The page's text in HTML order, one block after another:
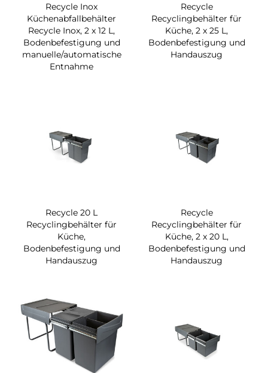
Recycle Inox
Küchenabfallbehälter
Recycle Inox, 2 x 12 L,
Bodenbefestigung und
manuelle/automatische
Entnahme
Recycle
Recyclingbehälter für
Küche, 2 x 25 L,
Bodenbefestigung und
Handauszug
Recycle 20 L
Recyclingbehälter für
Küche,
Bodenbefestigung und
Handauszug
Recycle
Recyclingbehälter für
Küche, 2 x 20 L,
Bodenbefestigung und
Handauszug